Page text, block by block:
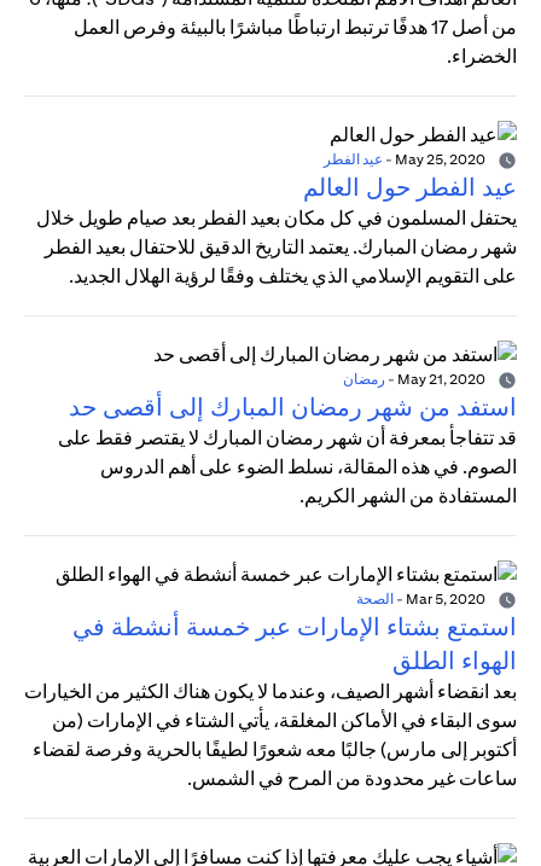
من أصل 17 هدفًا ترتبط ارتباطًا مباشرًا بالبيئة وفرص العمل
الخضراء.
- عيد الفطر
عيد الفطر حول العالم
يحتفل المسلمون في كل مكان بعيد الفطر بعد صيام طويل خلال
شهر رمضان المبارك. يعتمد التاريخ الدقيق للاحتفال بعيد الفطر
على التقويم الإسلامي الذي يختلف وفقًا لرؤية الهلال الجديد.
- رمضان
استفد من شهر رمضان المبارك إلى أقصى حد
قد تتفاجأ بمعرفة أن شهر رمضان المبارك لا يقتصر فقط على
الصوم. في هذه المقالة، نسلط الضوء على أهم الدروس
المستفادة من الشهر الكريم.
- الصحة
استمتع بشتاء الإمارات عبر خمسة أنشطة في
الهواء الطلق
بعد انقضاء أشهر الصيف، وعندما لا يكون هناك الكثير من الخيارات
سوى البقاء في الأماكن المغلقة، يأتي الشتاء في الإمارات (من
أكتوبر إلى مارس) جالبًا معه شعورًا لطيفًا بالحرية وفرصة لقضاء
ساعات غير محدودة من المرح في الشمس.